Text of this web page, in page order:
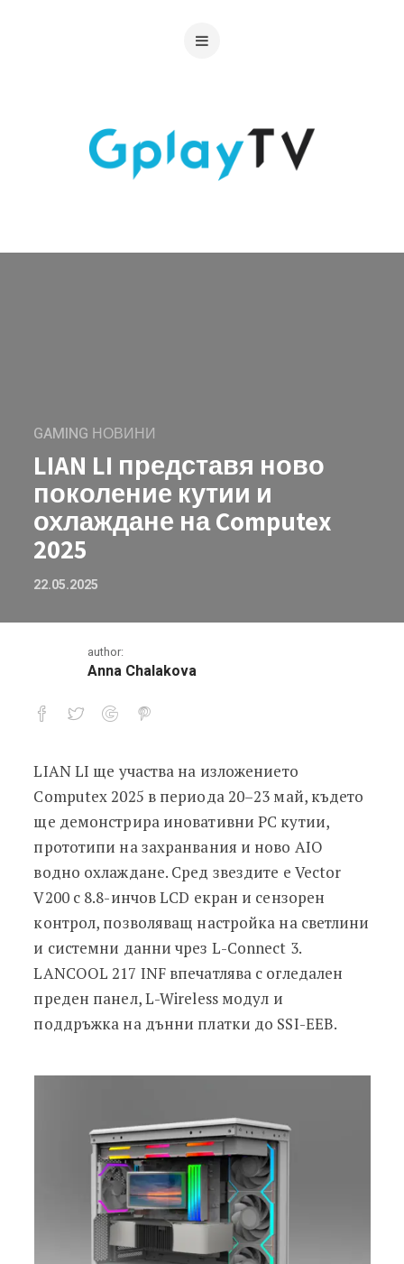
GAMING НОВИНИ
LIAN LI представя ново
поколение кутии и
охлаждане на Computex
2025
22.05.2025
author:
Anna Chalakova
LIAN LI представя ново поколение
LIAN LI ще участва на изложението
Computex 2025 в периода 20–23 май, където
ще демонстрира иновативни PC кутии,
прототипи на захранвания и ново AIO
водно охлаждане. Сред звездите е Vector
V200 с 8.8-инчов LCD екран и сензорен
контрол, позволяващ настройка на светлини
и системни данни чрез L-Connect 3.
LANCOOL 217 INF впечатлява с огледален
преден панел, L-Wireless модул и
поддръжка на дънни платки до SSI-EEB.